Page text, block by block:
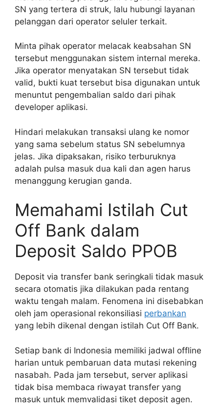
SN yang tertera di struk, lalu hubungi layanan
pelanggan dari operator seluler terkait.
Minta pihak operator melacak keabsahan SN
tersebut menggunakan sistem internal mereka.
Jika operator menyatakan SN tersebut tidak
valid, bukti kuat tersebut bisa digunakan untuk
menuntut pengembalian saldo dari pihak
developer aplikasi.
Hindari melakukan transaksi ulang ke nomor
yang sama sebelum status SN sebelumnya
jelas. Jika dipaksakan, risiko terburuknya
adalah pulsa masuk dua kali dan agen harus
menanggung kerugian ganda.
Memahami Istilah Cut
Off Bank dalam
Deposit Saldo PPOB
Deposit via transfer bank seringkali tidak masuk
secara otomatis jika dilakukan pada rentang
waktu tengah malam. Fenomena ini disebabkan
oleh jam operasional rekonsiliasi perbankan
yang lebih dikenal dengan istilah Cut Off Bank.
Setiap bank di Indonesia memiliki jadwal offline
harian untuk pembaruan data mutasi rekening
nasabah. Pada jam tersebut, server aplikasi
tidak bisa membaca riwayat transfer yang
masuk untuk memvalidasi tiket deposit agen.